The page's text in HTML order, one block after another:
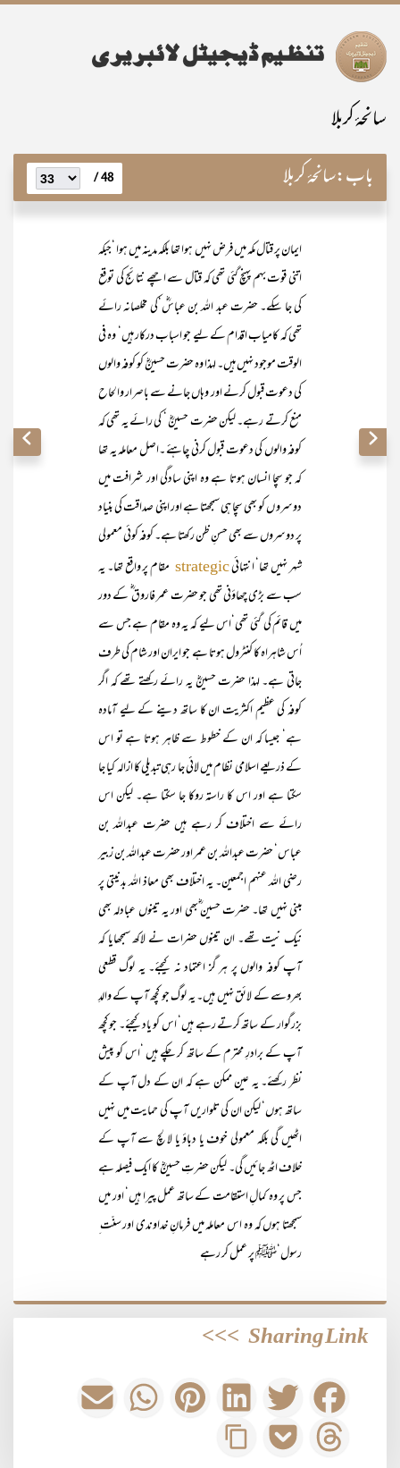
سانحۂ کربلا
باب:سانحۂ کربلا 48 /
ایمان پر قتال مکہ میں فرض نہیں ہوا تھا بلکہ مدینہ میں ہوا ‘جبکہ
اتنی قوت بہم پہنچ گئی تھی کہ قتال سے اچھے نتائج کی توقع
کی جا سکے۔ حضرت عبد اللہ بن عباسؓ‘کی مخلصانہ رائے
تھی کہ کامیاب اقدام کے لیے جو اسباب درکار ہیں‘ وہ فی
الوقت موجود نہیں ہیں۔ لہذا وہ حضرت حسینؓ کو کوفہ والوں
کی دعوت قبول کرنے اور وہاں جانے سے باصرار والحاح
منع کرتے رہے۔ لیکن حضرت حسینؓ ‘ کی رائے یہ تھی کہ
کوفہ والوں کی دعوت قبول کرنی چاہئے ۔اصل معاملہ یہ تھا
کہ جو سچا انسان ہوتا ہے وہ اپنی سادگی اور شرافت میں
دوسرو ں کو بھی سچا ہی سمجھتا ہے اور اپنی صداقت کی بنیاد
پر دوسروں سے بھی حسنِ ظن رکھتا ہے۔ کوفہ کوئی معمولی
شہر نہیں تھا‘ انتہائیstrategic مقام پر واقع تھا۔ یہ
سب سے بڑی چھاؤنی تھی جو حضرت عمر فاروق ؓ کے دور
میں قائم کی گئی تھی‘اس لیے کہ یہ وہ مقام ہے جس سے
اُس شاہراہ کا کنٹرول ہوتا ہے جو ایران اور شام کی طرف
جاتی ہے۔ لہذا حضرت حسینؓ یہ رائے رکھتے تھے کہ اگر
کوفہ کی عظیم اکثریت ان کا ساتھ دینے کے لیے آمادہ
ہے‘ جیسا کہ ان کے خطوط سے ظاہر ہوتا ہے تو اس
کے ذریعے اسلامی نظام میں لائی جا رہی تبدیلی کا ازالہ کیا جا
سکتا ہے اور اس کا راستہ روکا جا سکتا ہے۔ لیکن اس
رائے سے اختلاف کر رہے ہیں حضرت عبداللہ بن
عباس‘ حضرت عبداللہ بن عمر اور حضرت عبداللہ بن زبیر
رضی اللہ عنہم اجمعین۔ یہ اختلاف بھی معاذ اللہ بدنیتی پر
مبنی نہیں تھا۔ حضرت حسین ؓبھی اور یہ تینوں عبادلہ بھی
نیک نیت تھے۔ ان تینوں حضرات نے لاکھ سمجھایا کہ
آپ کوفہ والوں پر ہر گز اعتماد نہ کیجئے۔ یہ لوگ قطعی
بھروسے کے لائق نہیں ہیں۔ یہ لوگ جو کچھ آپ کے والدِ
بزرگوار کے ساتھ کرتے رہے ہیں‘ اس کو یاد کیجئے۔ جو کچھ
آپ کے برادرِ محترم کے ساتھ کر چکے ہیں ‘اس کو پیش
نظر رکھئے۔ یہ عین ممکن ہے کہ ان کے دل آپ کے
ساتھ ہوں‘ لیکن ان کی تلواریں آپ کی حمایت میں نہیں
اٹھیں گی بلکہ معمولی خوف یا دباؤ یا لالچ سے آپ کے
خلاف اٹھ جائیں گی۔ لیکن حضرتِ حسینؓ کا ایک فیصلہ ہے
جس پر وہ کمالِ استقامت کے ساتھ عمل پیرا ہیں‘ اور میں
سمجھتا ہوں کہ وہ اس معاملہ میں فرمانِ خداوندی اور سنّت ِ
رسول‘ﷺ پر عمل کر رہے
Sharing Link
>>>